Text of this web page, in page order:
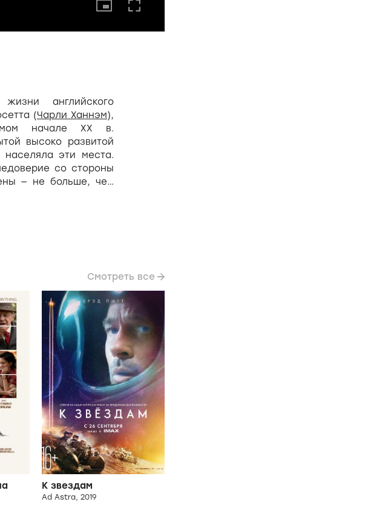
английского
(Чарли Ханнэм),
начале XX в.
высоко развитой
эти места.
со стороны
— не больше, чем
настаивает
Смотреть все
К звездам
Ad Astra, 2019